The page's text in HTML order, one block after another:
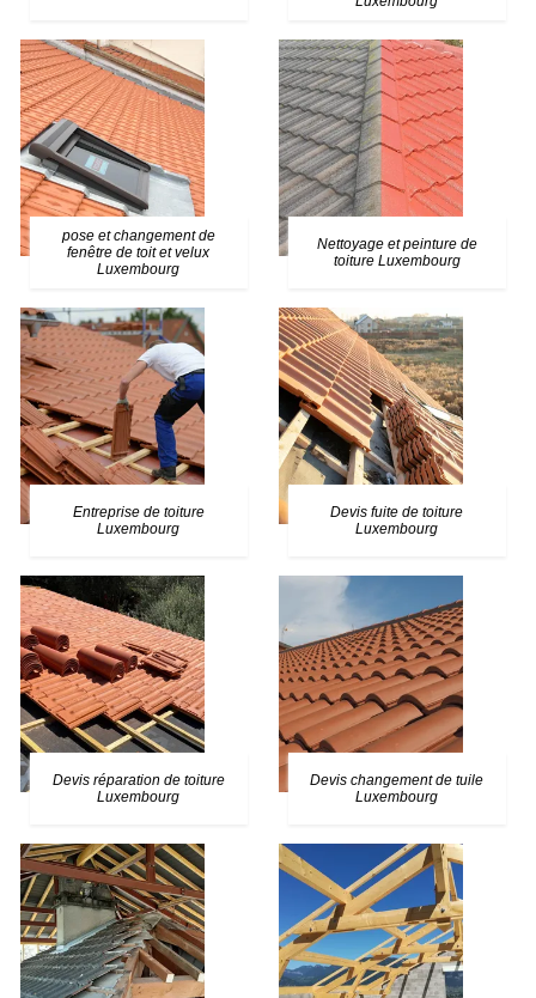
pose et changement de
fenêtre de toit et velux
Luxembourg
Nettoyage et peinture de
toiture Luxembourg
Entreprise de toiture
Luxembourg
Devis fuite de toiture
Luxembourg
Devis réparation de toiture
Luxembourg
Devis changement de tuile
Luxembourg